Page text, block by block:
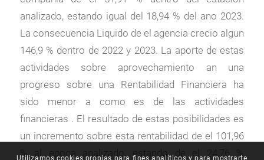
analizado, estando igual del 18,94 % del ano 2023.
La consecuencia Liquido de el agencia crecio algun
146,9 % dentro de 2022 y 2023. La aporte de estas
actividades sobre aprovechamiento an una
progreso sobre una Rentabilidad Financiera ha
sido menor a como es de las actividades
financieras . El resultado de estas posibilidades es
un incremento sobre esta rentabilidad de el 101,96
% al epoca analizado, estando de el 24,76 %
Utilizamos cookies propias para fines analíticos y para mostrarte